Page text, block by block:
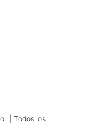
| Todos los